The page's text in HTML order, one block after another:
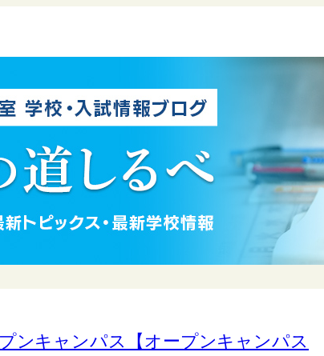
ンキャンパス【オープンキャンパス